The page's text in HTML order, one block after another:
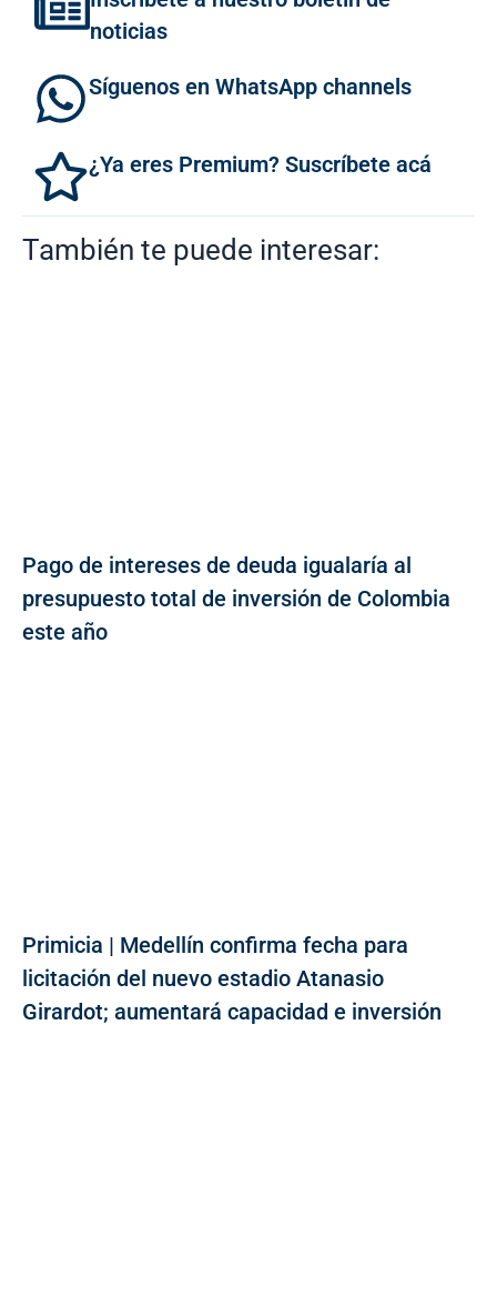
noticias
Síguenos en WhatsApp channels
¿Ya eres Premium? Suscríbete acá
También te puede interesar:
Pago de intereses de deuda igualaría al
presupuesto total de inversión de Colombia
este año
Primicia | Medellín confirma fecha para
licitación del nuevo estadio Atanasio
Girardot; aumentará capacidad e inversión